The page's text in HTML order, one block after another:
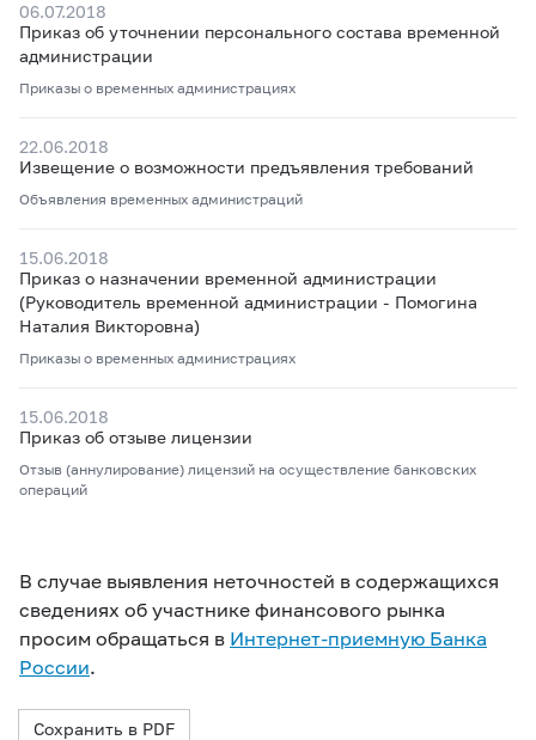
06.07.2018
Приказ об уточнении персонального состава временной
администрации
Приказы о временных администрациях
22.06.2018
Извещение о возможности предъявления требований
Объявления временных администраций
15.06.2018
Приказ о назначении временной администрации
(Руководитель временной администрации - Помогина
Наталия Викторовна)
Приказы о временных администрациях
15.06.2018
Приказ об отзыве лицензии
Отзыв (аннулирование) лицензий на осуществление банковских
операций
В случае выявления неточностей в содержащихся
сведениях об участнике финансового рынка
просим обращаться в Интернет-приемную Банка
России.
Сохранить в PDF